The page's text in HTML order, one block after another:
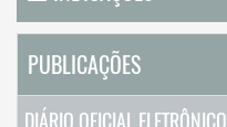
PUBLICAÇÕES
DIÁRIO OFICIAL ELETRÔNICO